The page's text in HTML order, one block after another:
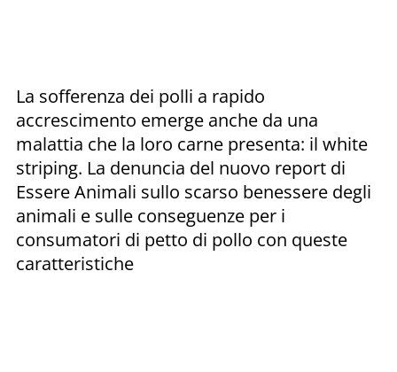
La sofferenza dei polli a rapido
accrescimento emerge anche da una
malattia che la loro carne presenta: il white
striping. La denuncia del nuovo report di
Essere Animali sullo scarso benessere degli
animali e sulle conseguenze per i
consumatori di petto di pollo con queste
caratteristiche